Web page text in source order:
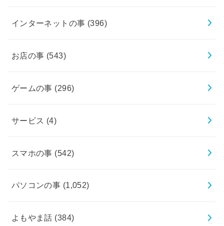
インターネットの事 (396)
お店の事 (543)
ゲームの事 (296)
サービス (4)
スマホの事 (542)
パソコンの事 (1,052)
よもやま話 (384)